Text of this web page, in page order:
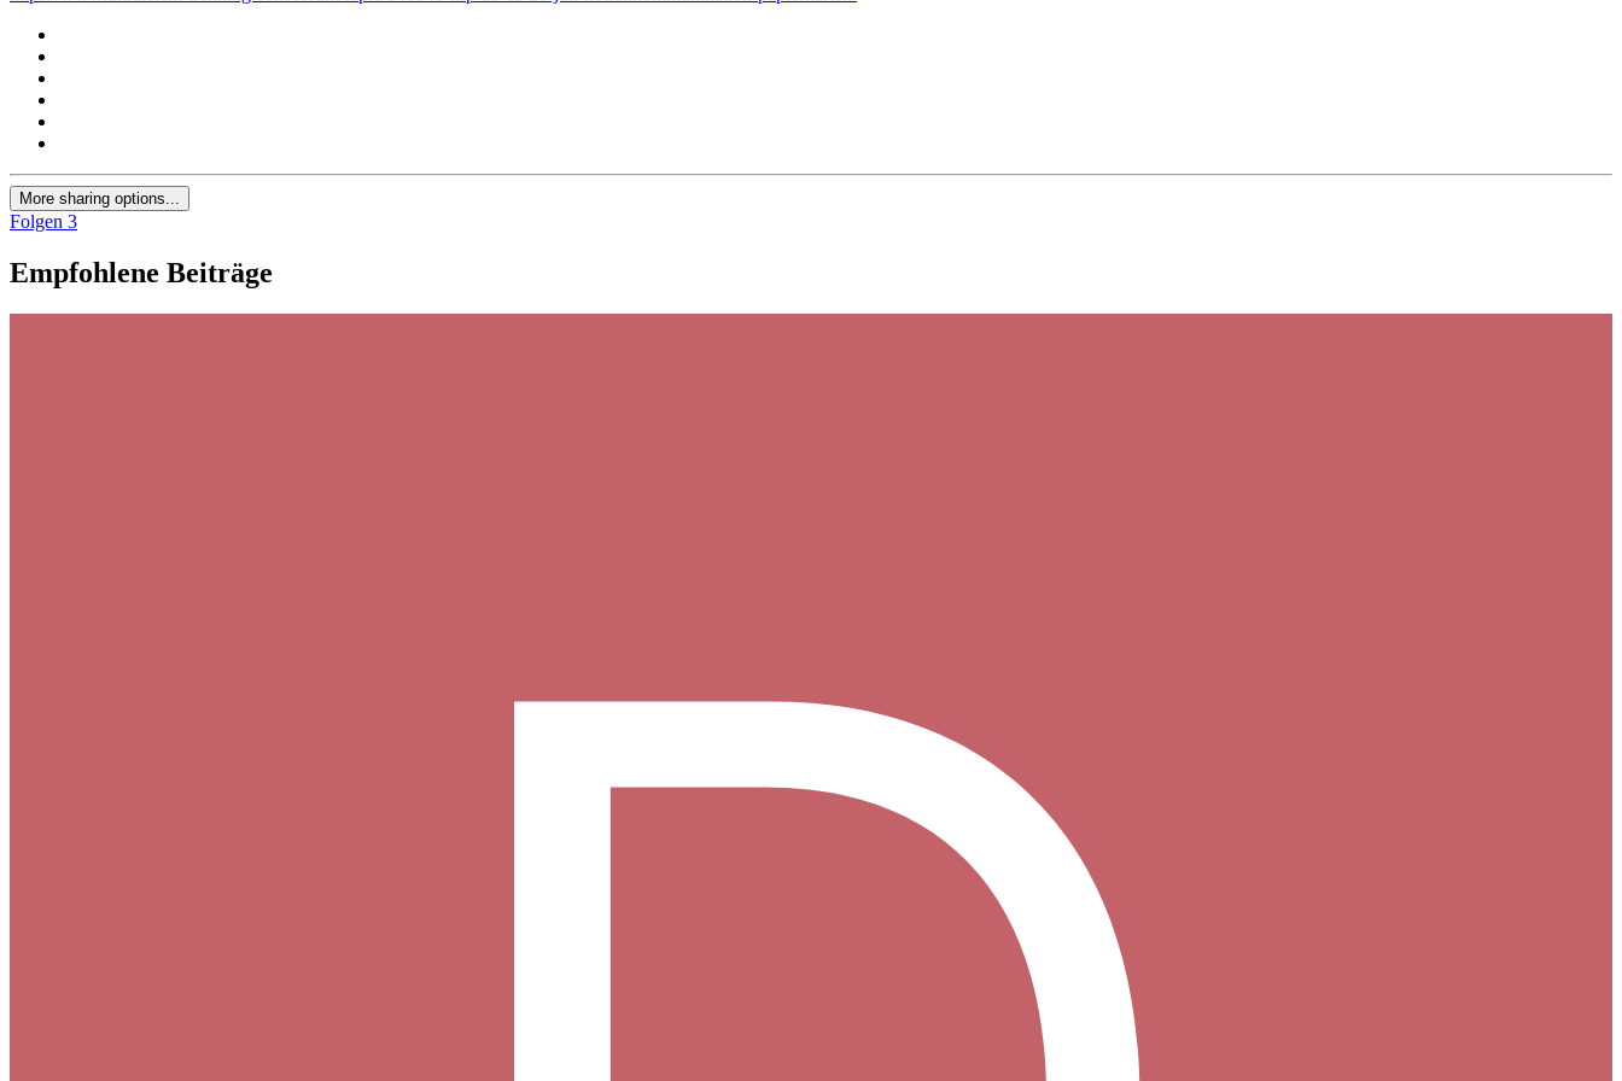
More sharing options...
Folgen 3
Empfohlene Beiträge